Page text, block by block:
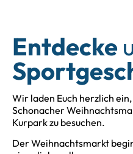
Entdecke
Wir laden Euch herzlich
Schonacher
Kurpark zu besuchen.
Der Weihnachtsmarkt